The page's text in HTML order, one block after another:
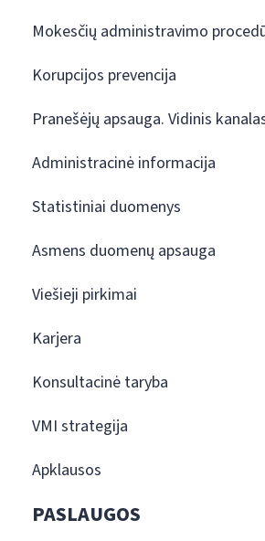
Mokesčių administravimo
Korupcijos prevencija
Pranešėjų apsauga. Vidinis
Administracinė informacija
Statistiniai duomenys
Asmens duomenų apsauga
Viešieji pirkimai
Karjera
Konsultacinė taryba
VMI strategija
Apklausos
PASLAUGOS